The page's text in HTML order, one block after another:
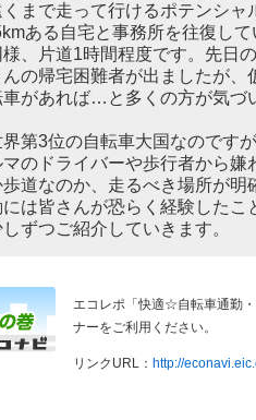
まで走って行けるポテンシャ
ある自宅と事務所を往復し
、片道1時間程度です。先日
の帰宅困難者が出ましたが、
があれば…と多くの方が気づ
第3位の自転車大国なのです
のドライバーや歩行者から嫌
道なのか、走るべき場所が明
は皆さんが恐らく経験したこ
ずつご紹介していきます。
エコレポ「快適☆自転車通勤
ナーをご利用ください。
リンクURL： http://